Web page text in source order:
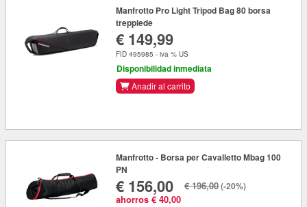
Manfrotto Pro Light Tripod Bag 80 borsa
treppiede
€ 149,99
FID 495985 - iva % US
Disponibilidad inmediata
Anadir al carrito
Manfrotto - Borsa per Cavalletto Mbag 100
PN
€ 156,00
ahorros € 40,00
€ 196,00(-20%)